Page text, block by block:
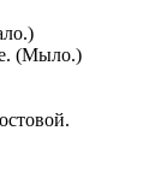
(Мыло.)